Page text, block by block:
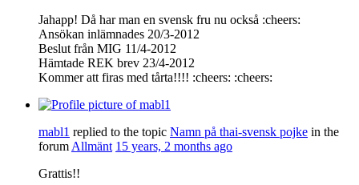
Jahapp! Då har man en svensk fru nu också :cheers:
Ansökan inlämnades 20/3-2012
Beslut från MIG 11/4-2012
Hämtade REK brev 23/4-2012
Kommer att firas med tårta!!!! :cheers: :cheers:
mabl1 replied to the topic Namn på thai-svensk pojke in the
forum Allmänt 15 years, 2 months ago
Grattis!!